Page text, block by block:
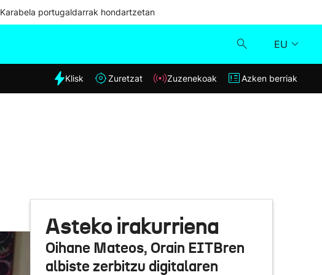
Karabela portugaldarrak hondartzetan
EU
Eguraldia
Klisk
Azken berriak
Klisk Zuretzat Zuzenekoak Azken berriak
Asteko irakurriena
Oihane Mateos, Orain EITBren
albiste zerbitzu digitalaren